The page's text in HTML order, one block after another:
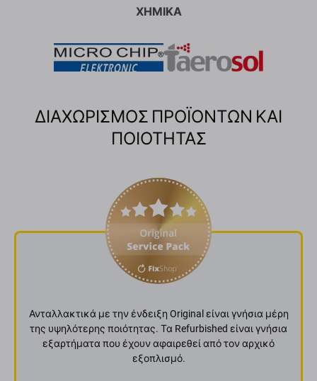
ΧΗΜΙΚΑ
ΔΙΑΧΩΡΙΣΜΟΣ ΠΡΟΪΟΝΤΩΝ ΚΑΙ
ΠΟΙΟΤΗΤΑΣ
Ανταλλακτικά με την ένδειξη Original είναι γνήσια μέρη
της υψηλότερης ποιότητας. Τα Refurbished είναι γνήσια
εξαρτήματα που έχουν αφαιρεθεί από τον αρχικό
εξοπλισμό.